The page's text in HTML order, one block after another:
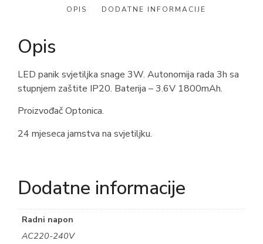
OPIS DODATNE INFORMACIJE
Opis
LED panik svjetiljka snage 3W. Autonomija rada 3h sa
stupnjem zaštite IP20. Baterija – 3.6V 1800mAh.
Proizvođač Optonica.
24 mjeseca jamstva na svjetiljku.
Dodatne informacije
Radni napon
AC220-240V